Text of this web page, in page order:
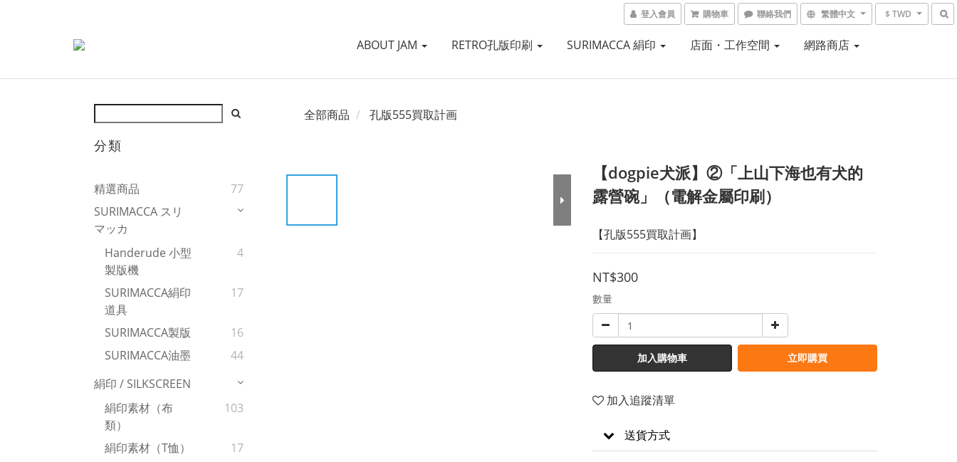
登入會員 購物車 聯絡我們 繁體中文 $ TWD
ABOUT JAM RETRO孔版印刷 SURIMACCA 絹印 店面・工作空間 網路商店
分類
精選商品
77
SURIMACCA スリ
マッカ
Handerude 小型
製版機
4
SURIMACCA絹印
道具
17
SURIMACCA製版
16
SURIMACCA油墨
44
絹印 / SILKSCREEN
絹印素材（布
類）
103
絹印素材（T恤）
17
全部商品 孔版555買取計画
【dogpie犬派】②「上山下海也有犬的
露營碗」（電解金屬印刷）
【孔版555買取計画】
NT$300
數量
加入購物車 立即購買
加入追蹤清單
送貨方式